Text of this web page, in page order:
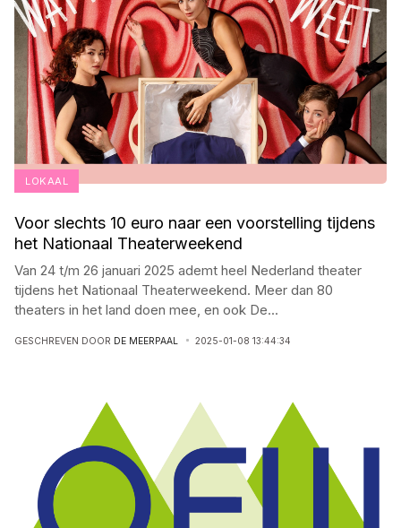
LOKAAL
Voor slechts 10 euro naar een voorstelling tijdens
het Nationaal Theaterweekend
Van 24 t/m 26 januari 2025 ademt heel Nederland theater
tijdens het Nationaal Theaterweekend. Meer dan 80
theaters in het land doen mee, en ook De...
GESCHREVEN DOOR DE MEERPAAL 2025-01-08 13:44:34